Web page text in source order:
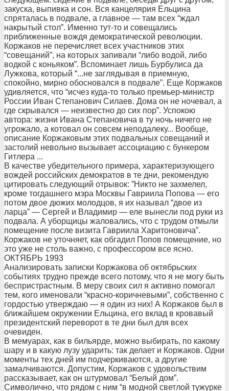
закуска, выпивка и сон. Вся канцелярия Ельцина
спряталась в подвале, а главное — там всех “ждал
накрытый стол”. Именно тут-то и совещались
приближенные вождя демократической революции.
Коржаков не перечисляет всех участников этих
“совещаний”, на которых запивали “либо водой, либо
водкой с коньяком”. Вспоминает лишь Бурбулиса да
Лужкова, который “...не заглядывая в приемную,
спокойно, мирно обосновался в подвале”. Еще Коржаков
удивляется, что “исчез куда-то только премьер-министр
России Иван Степанович Силаев. Дома он не ночевал, а
где скрывался — неизвестно до сих пор”. Успокою
автора: жизни Ивана Степановича в ту ночь ничего не
угрожало, а котовал он совсем неподалеку... Вообще,
описание Коржаковым этих подвальных совещаний и
застолий невольно вызывает ассоциацию с бункером
Гитлера ...
В качестве убедительного примера, характеризующего
вождей российских демократов в те дни, рекомендую
цитировать следующий отрывок: ”Никто не захмелел,
кроме тогдашнего мэра Москвы Гавриила Попова — его
потом двое дюжих молодцов, я их называл “двое из
ларца” — Сергей и Владимир — еле вынесли под руки из
подвала. А уборщицы жаловались, что с трудом отмыли
помещение после визита Гавриила Харитоновича”.
Коржаков не уточняет, как обгадил Попов помещение, но
это уже не столь важно, с профессором все ясно.
ОКТЯБРЬ 1993
Анализировать записки Коржакова об октябрьских
событиях трудно прежде всего потому, что я не могу быть
беспристрастным. В меру своих сил я активно помогал
тем, кого именовали “красно-коричневыми”, собственно с
гордостью утверждаю — я один из них! А Коржаков был в
ближайшем окружении Ельцина, его вклад в кровавый
президентский переворот в те дни был для всех
очевиден.
В мемуарах, как в бильярде, можно выбирать, по какому
шару и в какую лузу ударить: так делает и Коржаков. Одни
моменты тех дней им подчеркиваются, а другие
замалчиваются. Допустим, Коржаков с удовольствим
рассказывает, как он штурмовал “Белый дом”.
Символично, что рядом с ним “в модной светлой тужурке